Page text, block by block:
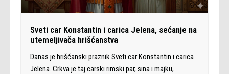
Sveti car Konstantin i carica Jelena, sećanje na
utemeljivača hrišćanstva
Danas je hrišćanski praznik Sveti car Konstantin i carica
Jelena. Crkva je taj carski rimski par, sina i majku,